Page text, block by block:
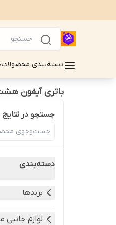
دسته‌بندی محصولات
باتری آیفون
جستجو در نتایج
دسته‌بندی
برندها
لوازم جانبی